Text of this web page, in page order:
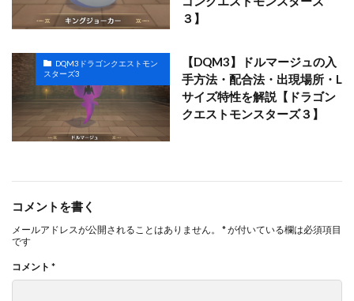
３】
DQM3ドラゴンクエストモン
スターズ3
【DQM3】ドルマージュの入
手方法・配合法・出現場所・L
サイズ特性を解説【ドラゴン
クエストモンスターズ３】
コメントを書く
メールアドレスが公開されることはありません。 *が付いている欄は必須項目
です
コメント *